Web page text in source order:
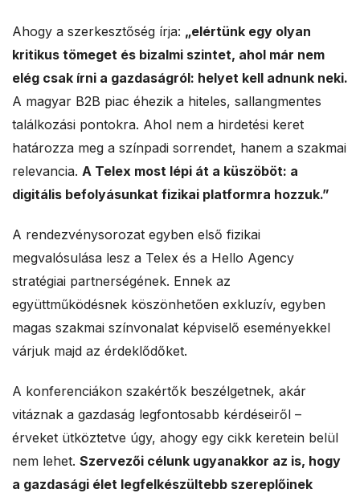
Ahogy a szerkesztőség írja: „elértünk egy olyan
kritikus tömeget és bizalmi szintet, ahol már nem
elég csak írni a gazdaságról: helyet kell adnunk neki.
A magyar B2B piac éhezik a hiteles, sallangmentes
találkozási pontokra. Ahol nem a hirdetési keret
határozza meg a színpadi sorrendet, hanem a szakmai
relevancia. A Telex most lépi át a küszöböt: a
digitális befolyásunkat fizikai platformra hozzuk.”
A rendezvénysorozat egyben első fizikai
megvalósulása lesz a Telex és a Hello Agency
stratégiai partnerségének. Ennek az
együttműködésnek köszönhetően exkluzív, egyben
magas szakmai színvonalat képviselő eseményekkel
várjuk majd az érdeklődőket.
A konferenciákon szakértők beszélgetnek, akár
vitáznak a gazdaság legfontosabb kérdéseiről –
érveket ütköztetve úgy, ahogy egy cikk keretein belül
nem lehet. Szervezői célunk ugyanakkor az is, hogy
a gazdasági élet legfelkészültebb szereplőinek